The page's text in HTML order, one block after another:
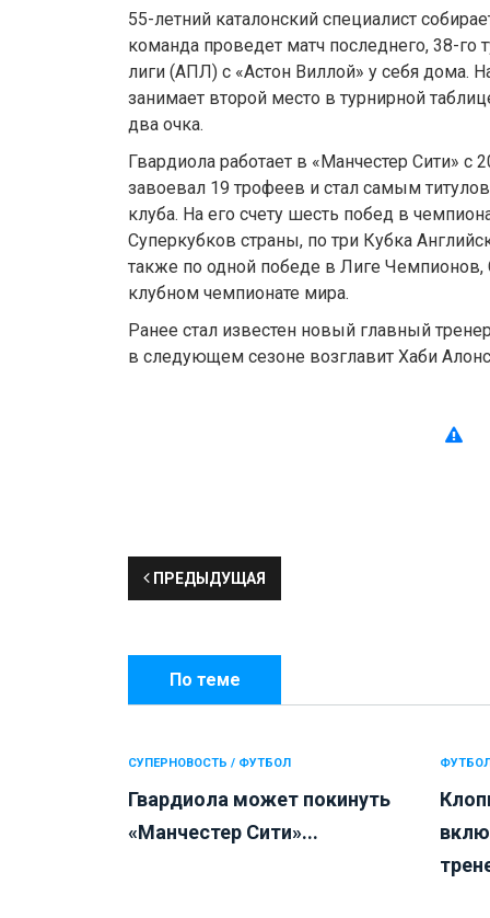
55-летний каталонский специалист
команда проведет матч последнего, 38-го
лиги (АПЛ) с «Астон Виллой» у себя дома.
занимает второй место в турнирной
два очка.
Гвардиола работает в «Манчестер Сити» с
завоевал 19 трофеев и стал самым
клуба. На его счету шесть побед в
Суперкубков страны, по три Кубка
также по одной победе в Лиге
клубном чемпионате мира.
Ранее стал известен новый главный
в следующем сезоне возглавит Хаби
ПРЕДЫДУЩАЯ
По теме
СУПЕРНОВОСТЬ / ФУТБОЛ
Гвардиола может покинуть
«Манчестер Сити»...